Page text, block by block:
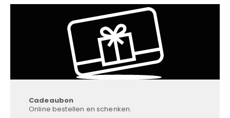
Cadeaubon
Online bestellen en schenken.